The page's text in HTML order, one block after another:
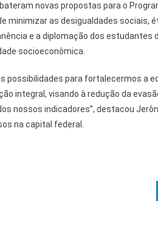
novas propostas para o
minimizar as desigualdades sociais,
e a diplomação dos estudantes
socioeconômica.
possibilidades para fortalecermos a
integral, visando à redução da
nossos indicadores”, destacou
na capital federal.
Post